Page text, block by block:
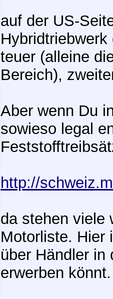
auf der US-
teuer (alleine
Bereich),
Aber wenn Du
sowieso legal
http://
da stehen viele
Motorliste. Hier
über Händler in
erwerben könnt.